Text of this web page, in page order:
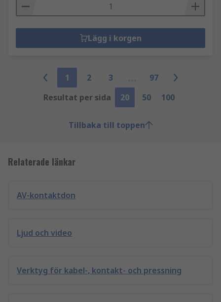
Lägg i korgen
1 2 3
97
Resultat per sida
20 50 100
Tillbaka till toppen
Relaterade länkar
AV-kontaktdon
Ljud och video
Verktyg för kabel-, kontakt- och pressning